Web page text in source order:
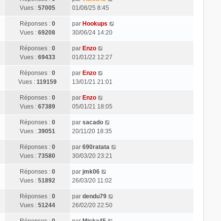
Vues : 57005
01/08/25 8:45
Réponses : 0
Vues : 69208
par Hookups
30/06/24 14:20
Réponses : 0
Vues : 69433
par Enzo
01/01/22 12:27
Réponses : 0
Vues : 119159
par Enzo
13/01/21 21:01
Réponses : 0
Vues : 67389
par Enzo
05/01/21 18:05
Réponses : 0
Vues : 39051
par sacado
20/11/20 18:35
Réponses : 0
Vues : 73580
par 690ratata
30/03/20 23:21
Réponses : 0
Vues : 51892
par jmk06
26/03/20 11:02
Réponses : 0
Vues : 51244
par dendu79
26/02/20 22:50